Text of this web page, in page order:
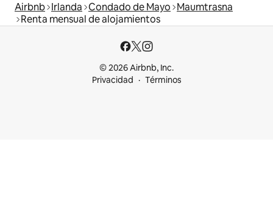
Airbnb Irlanda Condado de Mayo Maumtrasna
Renta mensual de alojamientos
© 2026 Airbnb, Inc.
Privacidad
Términos